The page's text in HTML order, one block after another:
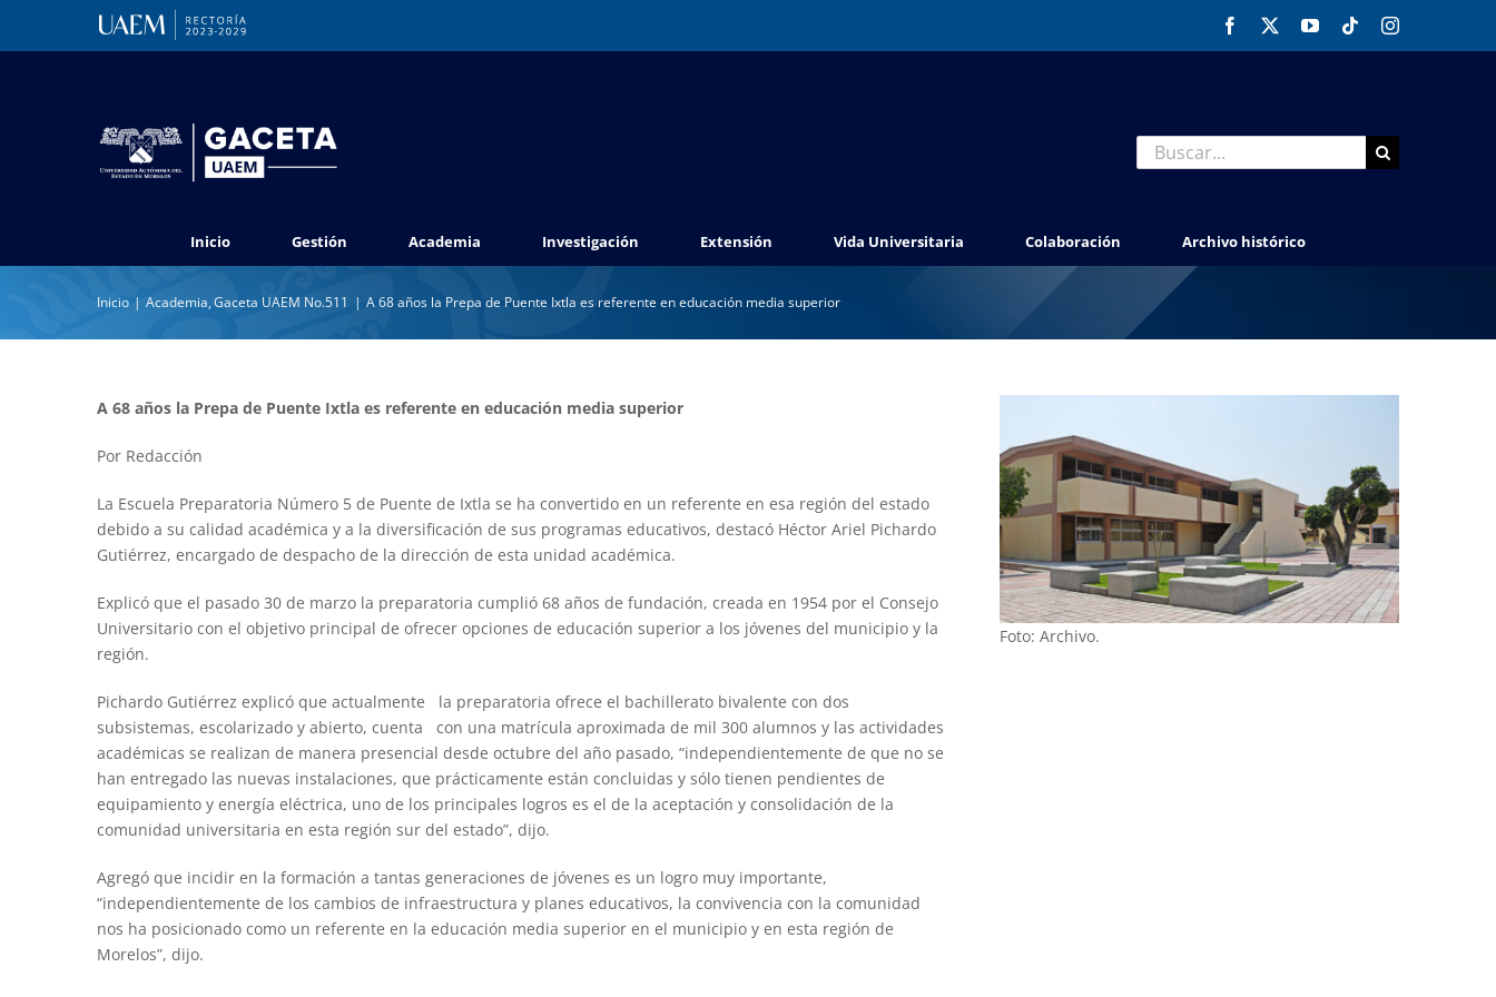
Facebook YouTubeTiktokInstagram
Buscar:
Inicio Gestión Academia Investigación Extensión Vida Universitaria Colaboración Archivo histórico
Inicio Academia Gaceta UAEM No.511 A 68 años la Prepa de Puente Ixtla es referente en educación media superior
A 68 años la Prepa de Puente Ixtla es referente en educación media superior
Por Redacción
La Escuela Preparatoria Número 5 de Puente de Ixtla se ha convertido en un referente en esa región del estado
debido a su calidad académica y a la diversificación de sus programas educativos, destacó Héctor Ariel Pichardo
Gutiérrez, encargado de despacho de la dirección de esta unidad académica.
Explicó que el pasado 30 de marzo la preparatoria cumplió 68 años de fundación, creada en 1954 por el Consejo
Universitario con el objetivo principal de ofrecer opciones de educación superior a los jóvenes del municipio y la
región.
Pichardo Gutiérrez explicó que actualmente la preparatoria ofrece el bachillerato bivalente con dos
subsistemas, escolarizado y abierto, cuenta con una matrícula aproximada de mil 300 alumnos y las actividades
académicas se realizan de manera presencial desde octubre del año pasado, “independientemente de que no se
han entregado las nuevas instalaciones, que prácticamente están concluidas y sólo tienen pendientes de
equipamiento y energía eléctrica, uno de los principales logros es el de la aceptación y consolidación de la
comunidad universitaria en esta región sur del estado”, dijo.
Agregó que incidir en la formación a tantas generaciones de jóvenes es un logro muy importante,
“independientemente de los cambios de infraestructura y planes educativos, la convivencia con la comunidad
nos ha posicionado como un referente en la educación media superior en el municipio y en esta región de
Morelos”, dijo.
Foto: Archivo.